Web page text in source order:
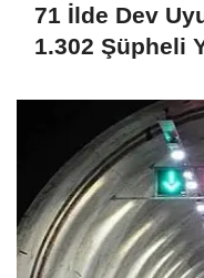
71 İlde Dev
1.302 Şüpheli